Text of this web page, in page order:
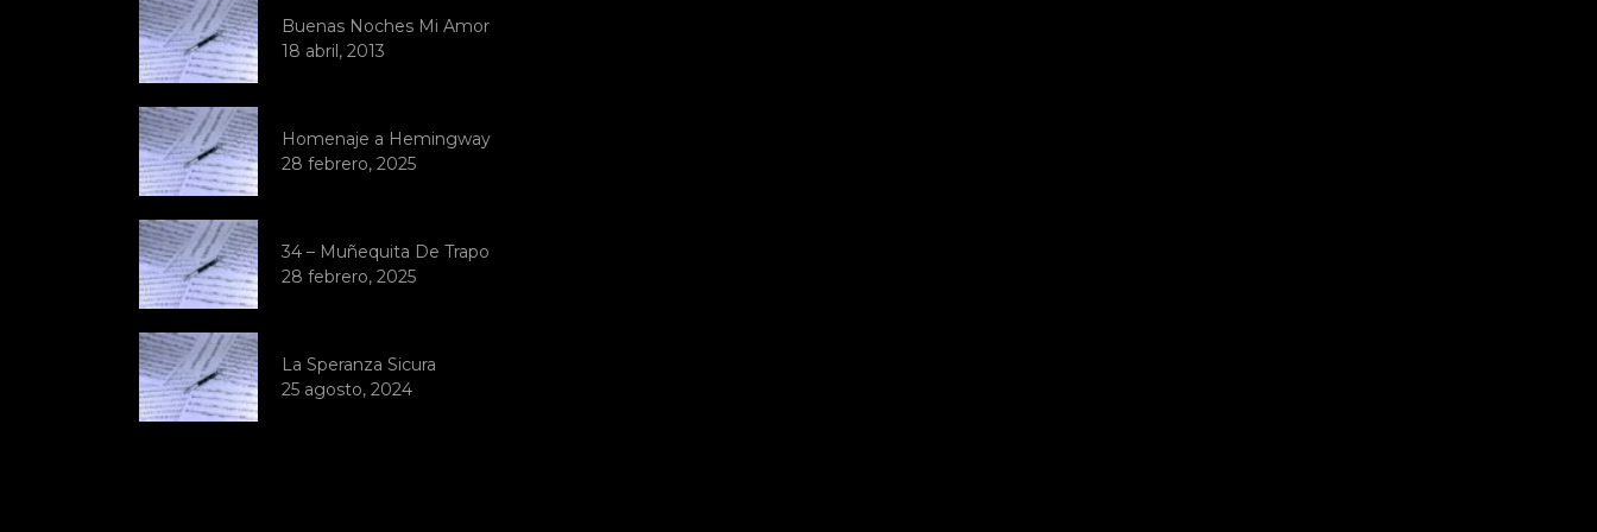
Buenas Noches Mi Amor
18 abril, 2013
Homenaje a Hemingway
28 febrero, 2025
34 – Muñequita De Trapo
28 febrero, 2025
La Speranza Sicura
25 agosto, 2024